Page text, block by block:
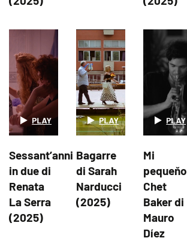
Sessant’anni
in due di
Renata
La Serra
(2025)
Bagarre
di Sarah
Narducci
(2025)
Mi
pequeňo
Chet
Baker di
Mauro
Díez